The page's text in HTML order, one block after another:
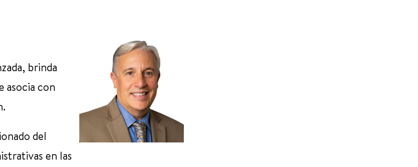
brinda
asocia con
del
en las